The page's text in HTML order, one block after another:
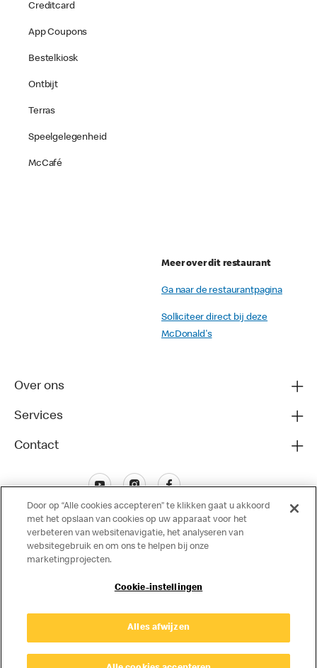
Creditcard
App Coupons
Bestelkiosk
Ontbijt
Terras
Speelgelegenheid
McCafé
Meer over dit restaurant
Ga naar de restaurantpagina
Solliciteer direct bij deze
McDonald's
Over ons
Services
Contact
Privacy Cookies
© Copyright © 2024 McDonald's Nederland.
Door op “Alle cookies accepteren” te klikken gaat u akkoord
met het opslaan van cookies op uw apparaat voor het
verbeteren van websitenavigatie, het analyseren van
websitegebruik en om ons te helpen bij onze
marketingprojecten.
Cookie-instellingen
Alles afwijzen